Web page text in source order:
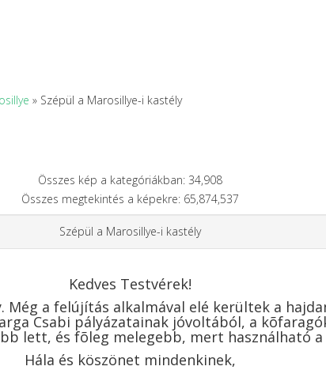
» Szépül a Marosillye-i kastély
Összes kép a kategóriákban: 34,908
Összes megtekintés a képekre: 65,874,537
Szépül a Marosillye-i kastély
Kedves Testvérek!
Még a felújítás alkalmával elé kerültek a
Csabi pályázatainak jóvoltából, a
lett, és fõleg melegebb, mert használható a
Hála és köszönet mindenkinek,